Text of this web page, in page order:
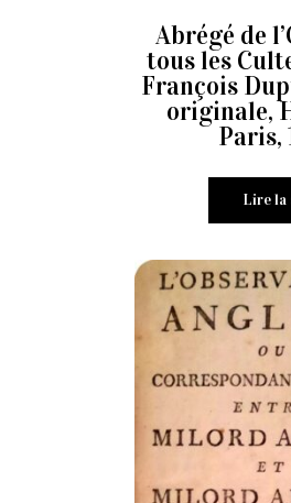
Abrégé de
tous les
François
originale,
Paris,
Lire la